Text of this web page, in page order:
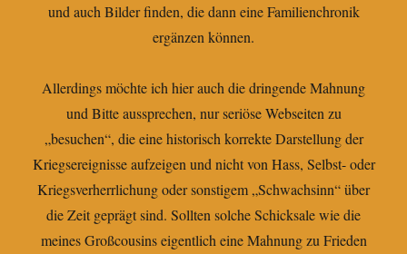
und auch Bilder finden, die dann eine Familienchronik
ergänzen können.
Allerdings möchte ich hier auch die dringende Mahnung
und Bitte aussprechen, nur seriöse Webseiten zu
„besuchen“, die eine historisch korrekte Darstellung der
Kriegsereignisse aufzeigen und nicht von Hass, Selbst- oder
Kriegsverherrlichung oder sonstigem „Schwachsinn“ über
die Zeit geprägt sind. Sollten solche Schicksale wie die
meines Großcousins eigentlich eine Mahnung zu Frieden